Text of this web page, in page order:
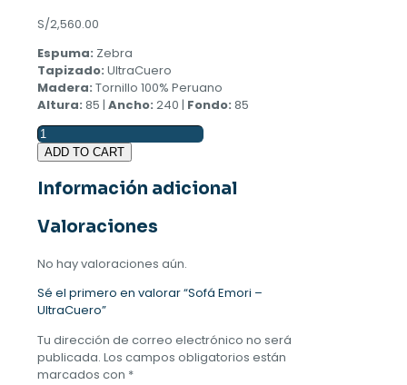
S/2,560.00
Espuma: Zebra
Tapizado: UltraCuero
Madera: Tornillo 100% Peruano
Altura: 85 | Ancho: 240 | Fondo: 85
Sofá
Emori
UltraCuero
ADD TO CART
Información adicional
Valoraciones
No hay valoraciones aún.
Sé el primero en valorar “Sofá Emori –
UltraCuero”
Tu dirección de correo electrónico no será
publicada. Los campos obligatorios están
marcados con *